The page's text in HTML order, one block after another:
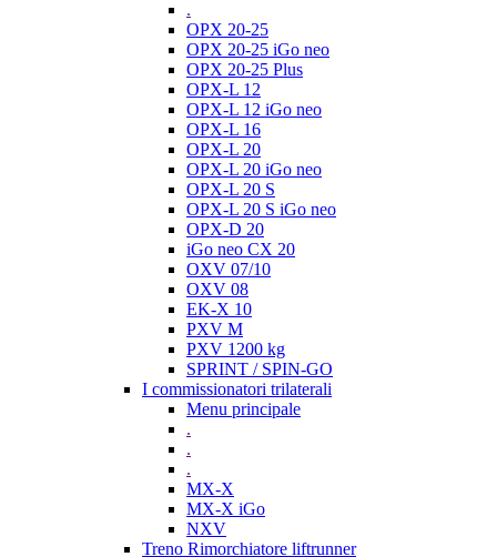
.
OPX 20-25
OPX 20-25 iGo neo
OPX 20-25 Plus
OPX-L 12
OPX-L 12 iGo neo
OPX-L 16
OPX-L 20
OPX-L 20 iGo neo
OPX-L 20 S
OPX-L 20 S iGo neo
OPX-D 20
iGo neo CX 20
OXV 07/10
OXV 08
EK-X 10
PXV M
PXV 1200 kg
SPRINT / SPIN-GO
I commissionatori trilaterali
Menu principale
.
.
.
MX-X
MX-X iGo
NXV
Treno Rimorchiatore liftrunner